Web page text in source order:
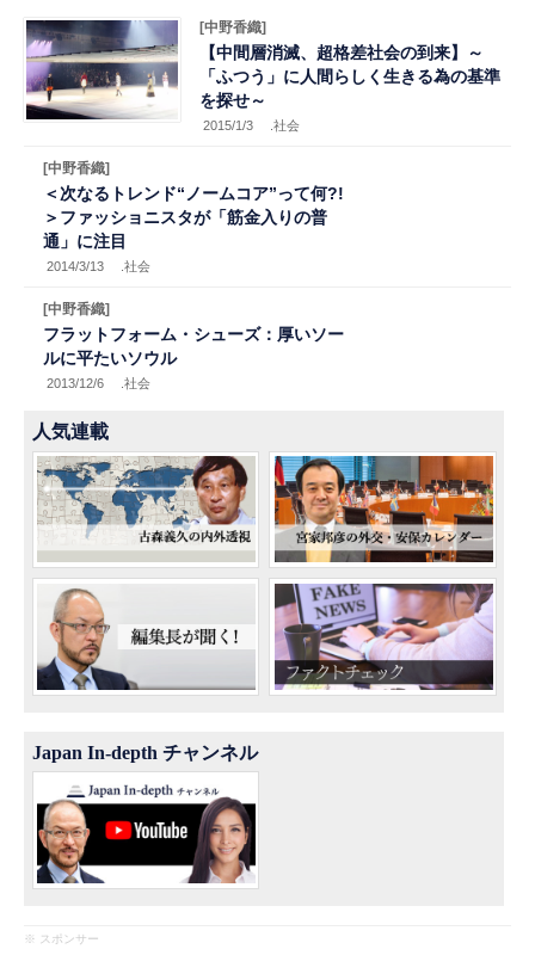
[中野香織]
【中間層消滅、超格差社会の到来】～
「ふつう」に人間らしく生きる為の基準
を探せ～
2015/1/3 .社会
[中野香織]
＜次なるトレンド“ノームコア”って何?!
＞ファッショニスタが「筋金入りの普
通」に注目
2014/3/13 .社会
[中野香織]
フラットフォーム・シューズ：厚いソー
ルに平たいソウル
2013/12/6 .社会
人気連載
Japan In-depth チャンネル
※ スポンサー